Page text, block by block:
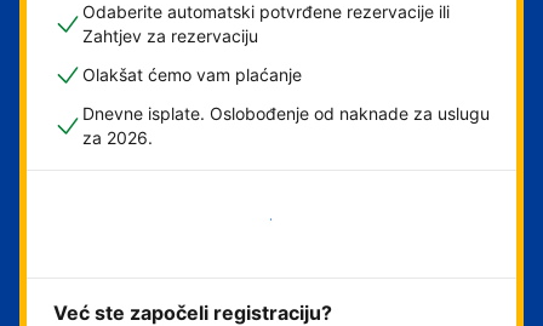
Odaberite automatski potvrđene rezervacije ili
Zahtjev za rezervaciju
Olakšat ćemo vam plaćanje
Dnevne isplate. Oslobođenje od naknade za uslugu
za 2026.
Započni odmah
Već ste započeli registraciju?